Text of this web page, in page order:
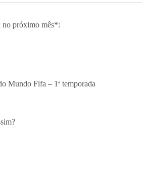
no próximo mês*:
Mundo Fifa – 1ª temporada